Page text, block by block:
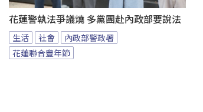
花蓮警執法爭議燒 多黨團赴內政部要說法
生活 社會
內政部警政署
花蓮聯合豐年節